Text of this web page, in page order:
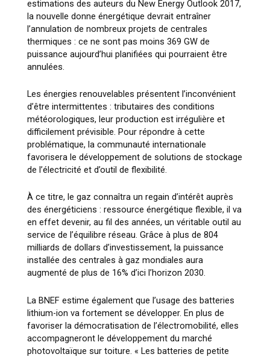
estimations des auteurs du New Energy Outlook 2017,
la nouvelle donne énergétique devrait entraîner
l’annulation de nombreux projets de centrales
thermiques : ce ne sont pas moins 369 GW de
puissance aujourd’hui planifiées qui pourraient être
annulées.
Les énergies renouvelables présentent l’inconvénient
d’être intermittentes : tributaires des conditions
météorologiques, leur production est irrégulière et
difficilement prévisible. Pour répondre à cette
problématique, la communauté internationale
favorisera le développement de solutions de stockage
de l’électricité et d’outil de flexibilité.
À ce titre, le gaz connaîtra un regain d’intérêt auprès
des énergéticiens : ressource énergétique flexible, il va
en effet devenir, au fil des années, un véritable outil au
service de l’équilibre réseau. Grâce à plus de 804
milliards de dollars d’investissement, la puissance
installée des centrales à gaz mondiales aura
augmenté de plus de 16% d’ici l’horizon 2030.
La BNEF estime également que l’usage des batteries
lithium-ion va fortement se développer. En plus de
favoriser la démocratisation de l’électromobilité, elles
accompagneront le développement du marché
photovoltaïque sur toiture. « Les batteries de petite